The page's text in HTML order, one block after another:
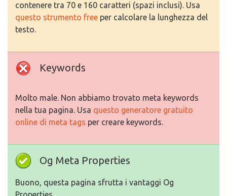
contenere tra 70 e 160 caratteri (spazi inclusi). Usa
questo strumento free per calcolare la lunghezza del
testo.
Keywords
Molto male. Non abbiamo trovato meta keywords
nella tua pagina. Usa questo generatore gratuito
online di meta tags per creare keywords.
Og Meta Properties
Buono, questa pagina sfrutta i vantaggi Og